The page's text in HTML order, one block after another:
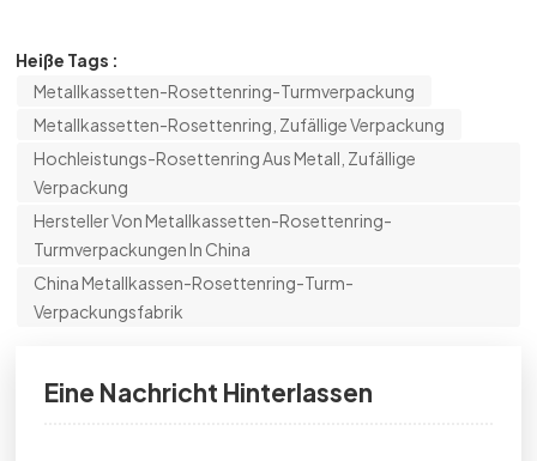
Heiße Tags :
Metallkassetten-Rosettenring-Turmverpackung
Metallkassetten-Rosettenring, Zufällige Verpackung
Hochleistungs-Rosettenring Aus Metall, Zufällige
Verpackung
Hersteller Von Metallkassetten-Rosettenring-
Turmverpackungen In China
China Metallkassen-Rosettenring-Turm-
Verpackungsfabrik
Eine Nachricht Hinterlassen